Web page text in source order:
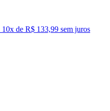
10x de R$ 133,99 sem juros